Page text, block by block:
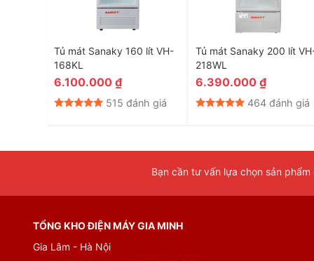
Tủ mát Sanaky 160 lít VH-
168KL
6.100.000 ₫
515 đánh giá
Tủ mát Sanaky 200 lít
218WL
6.390.000 ₫
464 đánh giá
Bạn cần tư vấn lựa chọn sản
TỔNG KHO ĐIỆN MÁY GIA MINH
Gia Lâm - Hà Nội